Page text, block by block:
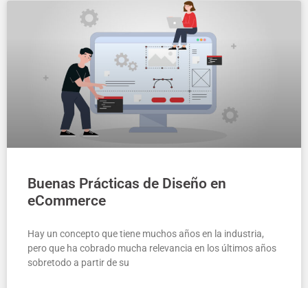
Buenas Prácticas de Diseño en
eCommerce
Hay un concepto que tiene muchos años en la industria,
pero que ha cobrado mucha relevancia en los últimos años
sobretodo a partir de su